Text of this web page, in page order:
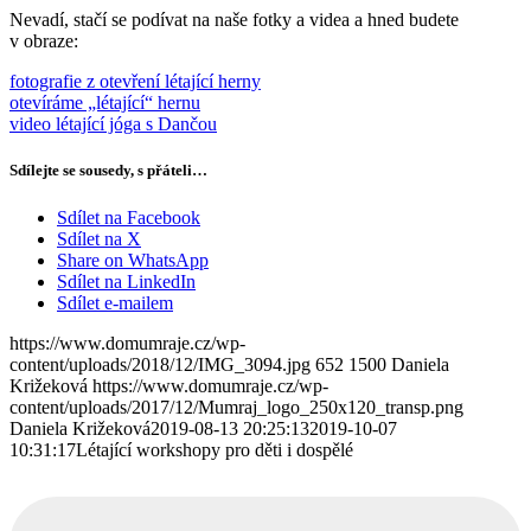
Nevadí, stačí se podívat na naše fotky a videa a hned budete
v obraze:
fotografie z otevření létající herny
otevíráme „létající“ hernu
video létající jóga s Dančou
Sdílejte se sousedy, s přáteli…
Sdílet na Facebook
Sdílet na X
Share on WhatsApp
Sdílet na LinkedIn
Sdílet e-mailem
https://www.domumraje.cz/wp-
content/uploads/2018/12/IMG_3094.jpg 652 1500 Daniela
Križeková https://www.domumraje.cz/wp-
content/uploads/2017/12/Mumraj_logo_250x120_transp.png
Daniela Križeková2019-08-13 20:25:132019-10-07
10:31:17Létající workshopy pro děti i dospělé